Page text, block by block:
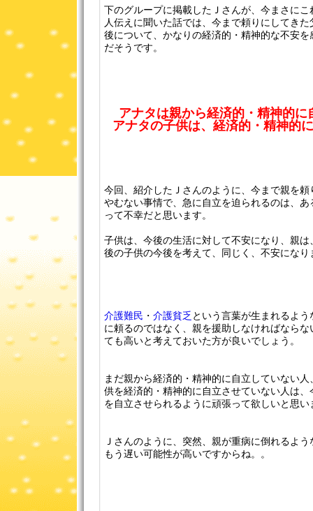
下のグループに掲載したＪさんが、今まさに
人伝えに聞いた話では、今まで頼りにしてき
後について、かなりの経済的・精神的な不安
だそうです。
アナタは親から経済的・精神的に
アナタの子供は、経済的・精神的
今回、紹介したＪさんのように、今まで親を
やむない事情で、急に自立を迫られるのは、
って不幸だと思います。
子供は、今後の生活に対して不安になり、親
後の子供の今後を考えて、同じく、不安になり
介護難民 ・ 介護貧乏 という言葉が生まれるよ
に頼るのではなく、親を援助しなければなら
ても高いと考えておいた方が良いでしょう。
まだ親から経済的・精神的に自立していない
供を経済的・精神的に自立させていない人は
を自立させられるように頑張って欲しいと思い
Ｊさんのように、突然、親が重病に倒れるよ
もう遅い可能性が高いですからね。。